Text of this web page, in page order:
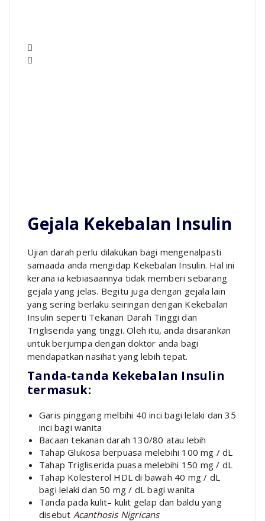
Gejala Kekebalan Insulin
Ujian darah perlu dilakukan bagi mengenalpasti
samaada anda mengidap Kekebalan Insulin. Hal ini
kerana ia kebiasaannya tidak memberi sebarang
gejala yang jelas. Begitu juga dengan gejala lain
yang sering berlaku seiringan dengan Kekebalan
Insulin seperti Tekanan Darah Tinggi dan
Trigliserida yang tinggi. Oleh itu, anda disarankan
untuk berjumpa dengan doktor anda bagi
mendapatkan nasihat yang lebih tepat.
Tanda-tanda Kekebalan Insulin
termasuk:
Garis pinggang melbihi 40 inci bagi lelaki dan 35
inci bagi wanita
Bacaan tekanan darah 130/80 atau lebih
Tahap Glukosa berpuasa melebihi 100 mg / dL
Tahap Trigliserida puasa melebihi 150 mg / dL
Tahap Kolesterol HDL di bawah 40 mg / dL
bagi lelaki dan 50 mg / dL bagi wanita
Tanda pada kulit– kulit gelap dan baldu yang
disebut Acanthosis Nigricans